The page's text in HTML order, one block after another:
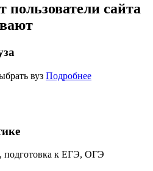
сайта
вуз Подробнее
подготовка к ЕГЭ, ОГЭ